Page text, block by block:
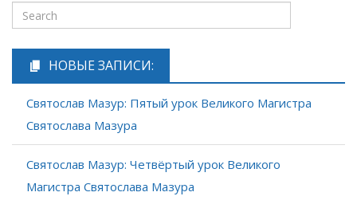
НОВЫЕ ЗАПИСИ:
Святослав Мазур: Пятый урок Великого Магистра
Святослава Мазура
Святослав Мазур: Четвёртый урок Великого
Магистра Святослава Мазура